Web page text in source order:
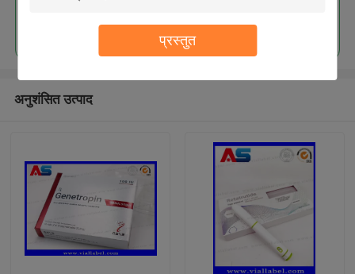
प्रस्तुत
अनुशंसित उत्पाद